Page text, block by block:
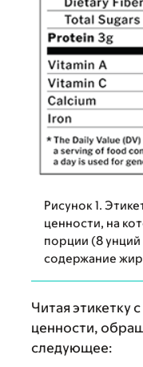
Рисунок 1.
ценности, на
порции (8
содержание
Читая этикетку
ценности,
следующее: